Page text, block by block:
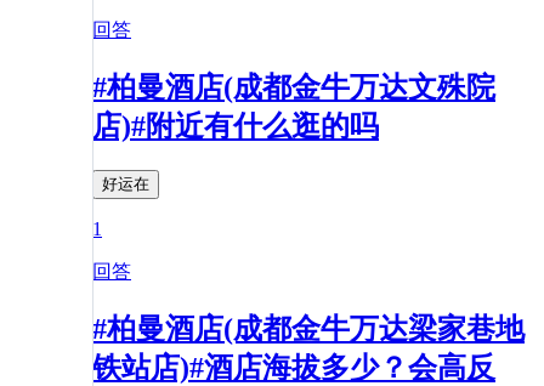
回答
#柏曼酒店(成都金牛万达文殊院
店)#附近有什么逛的吗
好运在
1
回答
#柏曼酒店(成都金牛万达梁家巷地
铁站店)#酒店海拔多少？会高反